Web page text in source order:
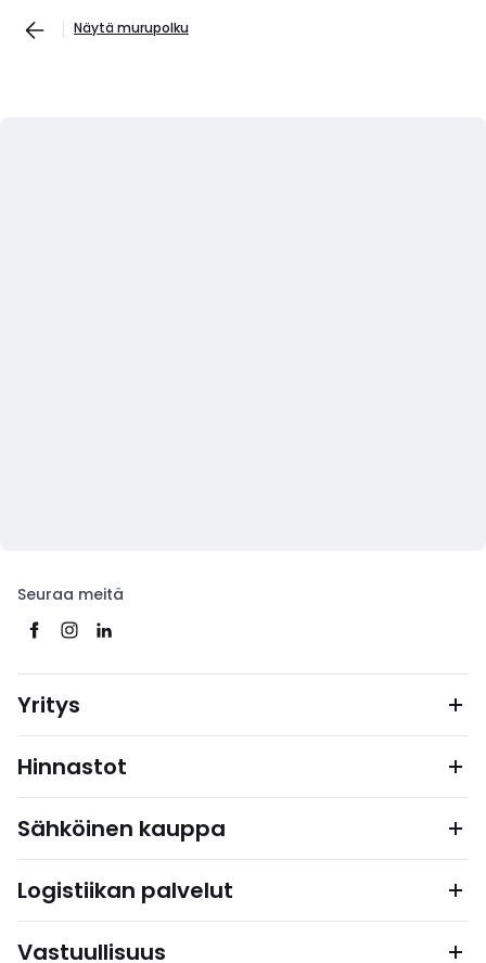
Näytä murupolku
Seuraa meitä
Yritys
Hinnastot
Sähköinen kauppa
Logistiikan palvelut
Vastuullisuus